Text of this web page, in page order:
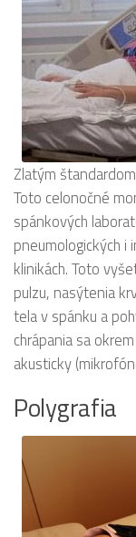
Zlatým
Toto celonočné
spánkových
pneumologických i
klinikách. Toto
pulzu, nasýtenia
tela v spánku a
chrápania sa
akusticky
Polygrafia